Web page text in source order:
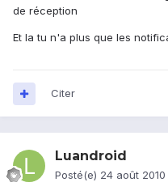
de réception
Et la tu n'a plus que les
Citer
Luandroid
Posté(e) 24 août 2010